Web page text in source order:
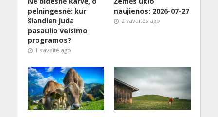
pelningesnė: kur
šiandien juda
pasaulio veisimo
programos?
1 savaitė ago
naujienos: 2026-07-27
2 savaitės ago